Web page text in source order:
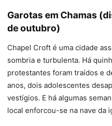
Garotas em Chamas
de outubro)
Chapel Croft é uma cidade
sombria e turbulenta. Há
protestantes foram traídos e
anos, dois adolescentes
vestígios. E há algumas
local enforcou-se na nave da